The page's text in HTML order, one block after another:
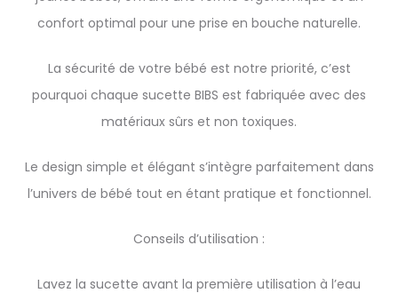
confort optimal pour une prise en bouche naturelle.
La sécurité de votre bébé est notre priorité, c’est
pourquoi chaque sucette BIBS est fabriquée avec des
matériaux sûrs et non toxiques.
Le design simple et élégant s’intègre parfaitement dans
l’univers de bébé tout en étant pratique et fonctionnel.
Conseils d’utilisation :
Lavez la sucette avant la première utilisation à l’eau